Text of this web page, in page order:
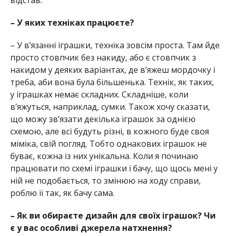
– У яких техніках працюєте?
– У в’язанні іграшки, техніка зовсім проста. Там йде
просто стовпчик без накиду, або є стовпчик з
накидом у деяких варіантах, де в’яжеш мордочку і
треба, аби вона була більшенька. Технік, як таких,
у іграшках немає складних. Складніше, коли
в’яжуться, наприклад, сумки. Також хочу сказати,
що можу зв’язати декілька іграшок за однією
схемою, але всі будуть різні, в кожного буде своя
міміка, свій погляд. Тобто однакових іграшок не
буває, кожна із них унікальна. Коли я починаю
працювати по схемі іграшки і бачу, що щось мені у
ній не подобається, то змінюю на ходу справи,
роблю її так, як бачу сама.
– Як ви обираєте дизайн для своїх іграшок? Чи
є у вас особливі джерела натхнення?